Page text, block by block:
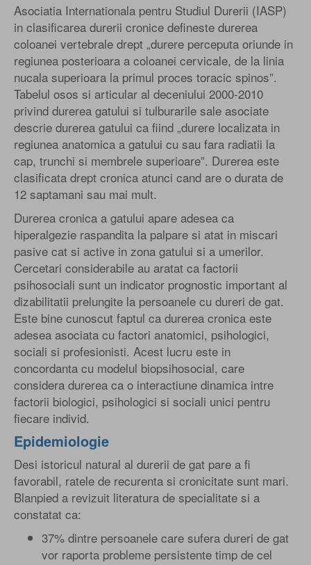
Asociatia Internationala pentru Studiul Durerii (IASP)
in clasificarea durerii cronice defineste durerea
coloanei vertebrale drept „durere perceputa oriunde in
regiunea posterioara a coloanei cervicale, de la linia
nucala superioara la primul proces toracic spinos”.
Tabelul osos si articular al deceniului 2000-2010
privind durerea gatului si tulburarile sale asociate
descrie durerea gatului ca fiind „durere localizata in
regiunea anatomica a gatului cu sau fara radiatii la
cap, trunchi si membrele superioare”. Durerea este
clasificata drept cronica atunci cand are o durata de
12 saptamani sau mai mult.
Durerea cronica a gatului apare adesea ca
hiperalgezie raspandita la palpare si atat in miscari
pasive cat si active in zona gatului si a umerilor.
Cercetari considerabile au aratat ca factorii
psihosociali sunt un indicator prognostic important al
dizabilitatii prelungite la persoanele cu dureri de gat.
Este bine cunoscut faptul ca durerea cronica este
adesea asociata cu factori anatomici, psihologici,
sociali si profesionisti. Acest lucru este in
concordanta cu modelul biopsihosocial, care
considera durerea ca o interactiune dinamica intre
factorii biologici, psihologici si sociali unici pentru
fiecare individ.
Epidemiologie
Desi istoricul natural al durerii de gat pare a fi
favorabil, ratele de recurenta si cronicitate sunt mari.
Blanpied a revizuit literatura de specialitate si a
constatat ca:
37% dintre persoanele care sufera dureri de gat
vor raporta probleme persistente timp de cel